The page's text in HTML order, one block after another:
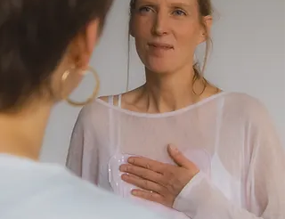
Menschen und ihre Geschichte.
Mit meiner liebevollen Präsenz,
bedingungslosen Annahme und
Wertschätzung sowie meiner großen
Empathie und Feinfühligkeit begleite
ich dich auf deinem Ent-
wicklungsweg. In meinen Räumen
vertiefst du deine Beziehung zu dir
selbst und erkennst deinen
einzigartigen Wert. Mir ist es ein
großes Herzensanliegen, dass du dir